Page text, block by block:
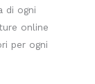
di ogni
online
per ogni